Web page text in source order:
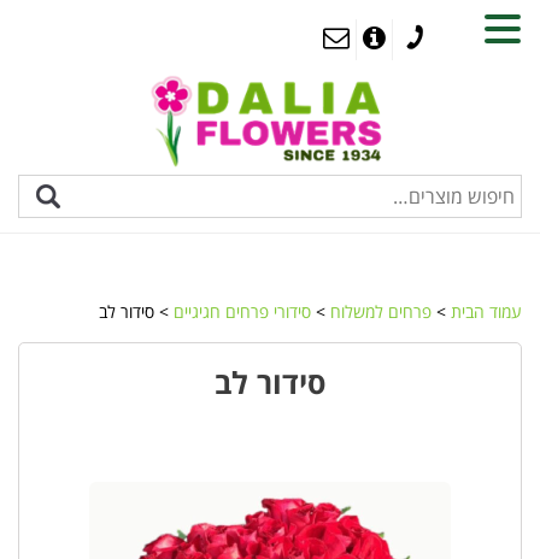
עמוד הבית > פרחים למשלוח > סידורי פרחים חגיגיים > סידור לב
סידור לב